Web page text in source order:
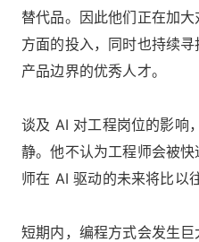
替代品。因此他们正在加
方面的投入，同时也持续
产品边界的优秀人才。
谈及 AI 对工程岗位的影响
静。他不认为工程师会被
师在 AI 驱动的未来将比以
短期内，编程方式会发生